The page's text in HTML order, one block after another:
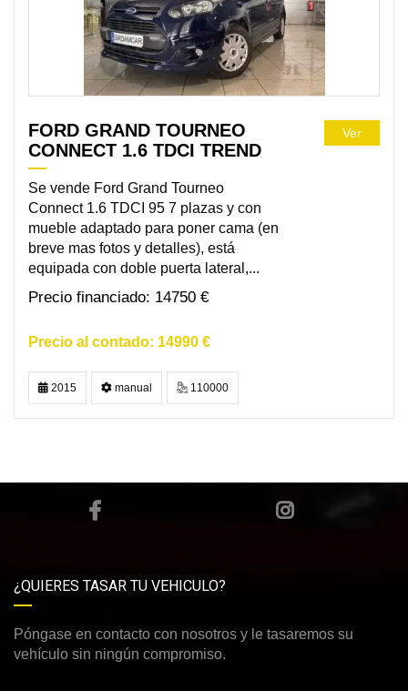
FORD GRAND TOURNEO
CONNECT 1.6 TDCI TREND
Se vende Ford Grand Tourneo
Connect 1.6 TDCI 95 7 plazas y con
mueble adaptado para poner cama (en
breve mas fotos y detalles), está
equipada con doble puerta lateral,...
14750 €
14990 €
Ver
2015 manual 110000
¿QUIERES TASAR TU VEHICULO?
Póngase en contacto con nosotros y le tasaremos su
vehículo sin ningún compromiso.